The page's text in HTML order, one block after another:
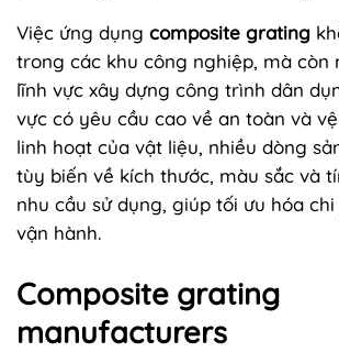
Việc ứng dụng composite grating
trong các khu công nghiệp, mà còn
lĩnh vực xây dựng công trình dân
vực có yêu cầu cao về an toàn và
linh hoạt của vật liệu, nhiều dòng
tùy biến về kích thước, màu sắc và
nhu cầu sử dụng, giúp tối ưu hóa
vận hành.
Composite grating
manufacturers